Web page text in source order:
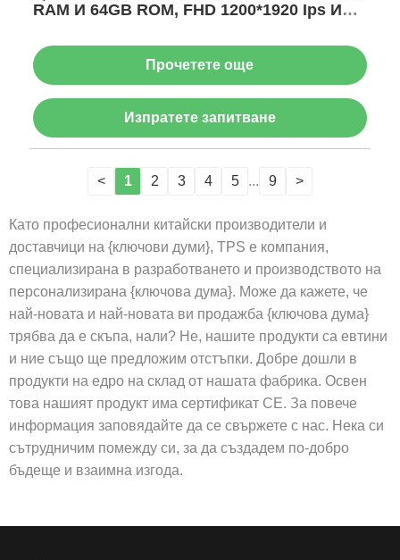
RAM И 64GB ROM, FHD 1200*1920 Ips И
Прочетете още
Изпратете запитване
< 1 2 3 4 5 ... 9 >
Като професионални китайски производители и
доставчици на {ключови думи}, TPS е компания,
специализирана в разработването и производството на
персонализирана {ключова дума}. Може да кажете, че
най-новата и най-новата ви продажба {ключова дума}
трябва да е скъпа, нали? Не, нашите продукти са евтини
и ние също ще предложим отстъпки. Добре дошли в
продукти на едро на склад от нашата фабрика. Освен
това нашият продукт има сертификат CE. За повече
информация заповядайте да се свържете с нас. Нека си
сътрудничим помежду си, за да създадем по-добро
бъдеще и взаимна изгода.